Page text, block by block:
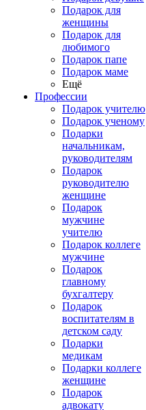
Подарок для
женщины
Подарок для
любимого
Подарок папе
Подарок маме
Ещё
Профессии
Подарок учителю
Подарок ученому
Подарки
начальникам,
руководителям
Подарок
руководителю
женщине
Подарок
мужчине
учителю
Подарок коллеге
мужчине
Подарок
главному
бухгалтеру
Подарок
воспитателям в
детском саду
Подарки
медикам
Подарки коллеге
женщине
Подарок
адвокату